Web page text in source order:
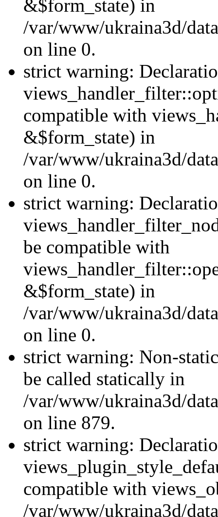
&$form_state) in
/var/www/ukraina3d/
on line 0.
strict warning:
compatible with
&$form_state) in
/var/www/ukraina3d/
on line 0.
strict warning:
be compatible with
&$form_state) in
/var/www/ukraina3d/
on line 0.
strict warning: Non-
be called statically in
/var/www/ukraina3d/
on line 879.
strict warning:
compatible with
/var/www/ukraina3d/